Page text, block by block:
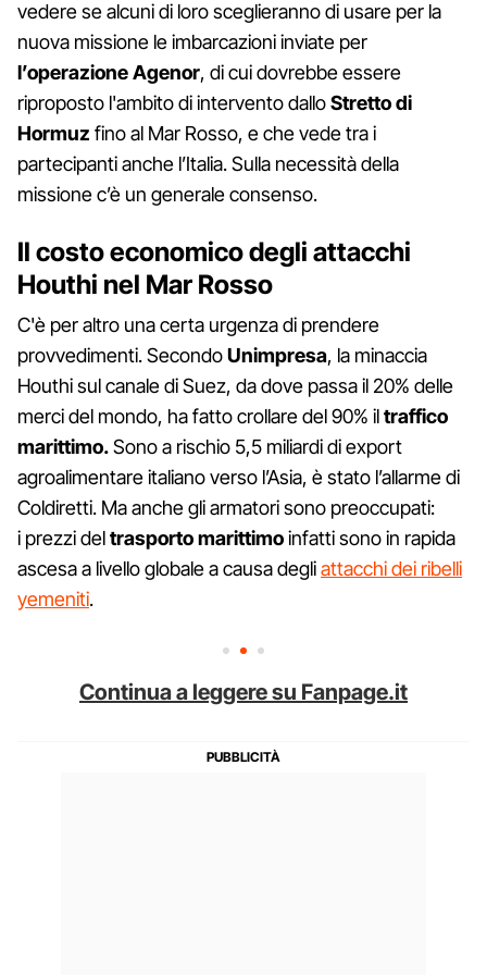
vedere se alcuni di loro sceglieranno di usare per la
nuova missione le imbarcazioni inviate per
l’operazioneAgenor, di cui dovrebbe essere
riproposto l'ambito di intervento dalloStretto di
Hormuz fino al Mar Rosso, e che vede tra i
partecipanti anche l’Italia. Sulla necessità della
missione c’è un generale consenso.
Il costo economico degli attacchi
Houthi nel Mar Rosso
C'è per altro una certa urgenza di prendere
provvedimenti. SecondoUnimpresa, la minaccia
Houthi sul canale di Suez, da dove passa il 20% delle
merci del mondo, ha fatto crollare del 90% iltraffico
marittimo.Sono a rischio 5,5 miliardi di export
agroalimentare italiano verso l’Asia, è stato l’allarme di
Coldiretti. Ma anche gli armatori sono preoccupati:
i prezzi deltrasporto marittimoinfatti sono in rapida
ascesa a livello globale a causa degliattacchi dei ribelli
yemeniti.
Continua a leggere su Fanpage.it